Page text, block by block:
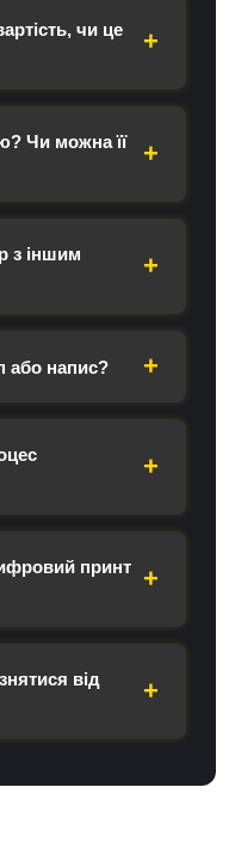
чи це
Чи можна її
з іншим
або напис?
принт
від